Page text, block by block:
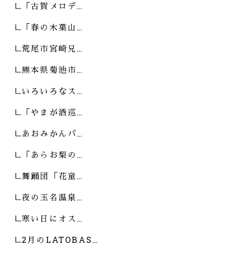
「古賀メロデ…
「春の木葉山…
荒尾市宮崎兄…
熊本県菊池市…
いろいろなス…
「やまが酒巡…
あおみかんパ…
「あらお梨の…
舞踊団「花童…
夜の玉名温泉…
寒い日にオス…
2月のLATOBAS…